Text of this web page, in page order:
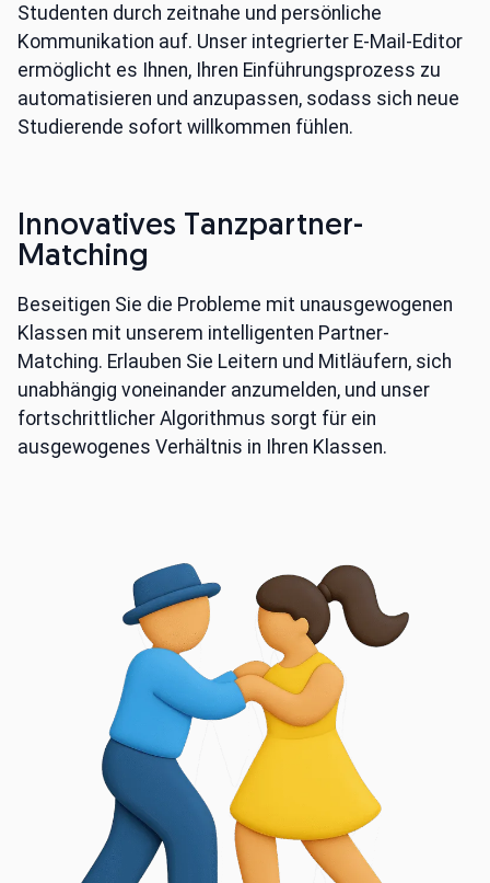
Studenten durch zeitnahe und persönliche
Kommunikation auf. Unser integrierter E-Mail-Editor
ermöglicht es Ihnen, Ihren Einführungsprozess zu
automatisieren und anzupassen, sodass sich neue
Studierende sofort willkommen fühlen.
Innovatives Tanzpartner-
Matching
Beseitigen Sie die Probleme mit unausgewogenen
Klassen mit unserem intelligenten Partner-
Matching. Erlauben Sie Leitern und Mitläufern, sich
unabhängig voneinander anzumelden, und unser
fortschrittlicher Algorithmus sorgt für ein
ausgewogenes Verhältnis in Ihren Klassen.